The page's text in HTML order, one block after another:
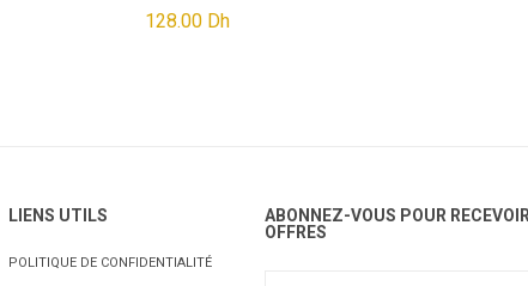
128.00 Dh
LIENS UTILS
POLITIQUE DE CONFIDENTIALITÉ
ABONNEZ-VOUS POUR
OFFRES